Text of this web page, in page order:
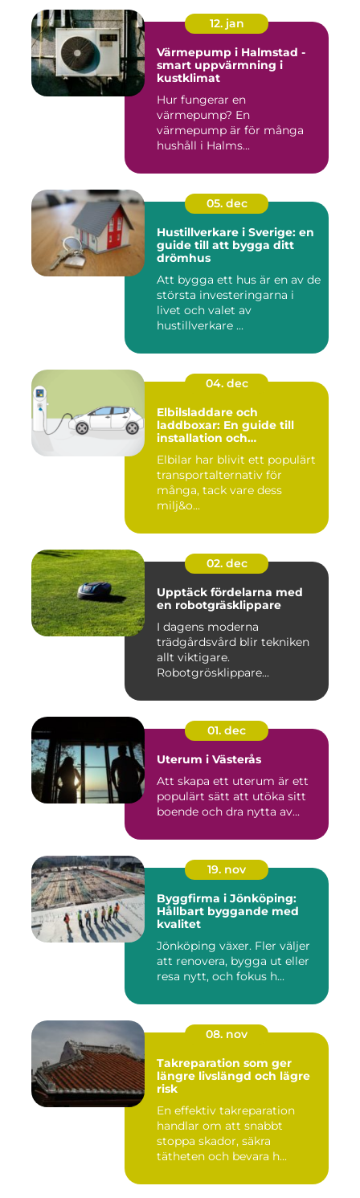
12. jan
Värmepump i Halmstad -
smart uppvärmning i
kustklimat
Hur fungerar en
värmepump? En
värmepump är för många
hushåll i Halms...
05. dec
Hustillverkare i Sverige: en
guide till att bygga ditt
drömhus
Att bygga ett hus är en av de
största investeringarna i
livet och valet av
hustillverkare ...
04. dec
Elbilsladdare och
laddboxar: En guide till
installation och
Elbilar har blivit ett populärt
transportalternativ för
många, tack vare dess
milj&o...
02. dec
Upptäck fördelarna med
en robotgräsklippare
I dagens moderna
trädgårdsvård blir tekniken
allt viktigare.
Robotgrösklippare...
01. dec
Uterum i Västerås
Att skapa ett uterum är ett
populärt sätt att utöka sitt
boende och dra nytta av...
19. nov
Byggfirma i Jönköping:
Hållbart byggande med
kvalitet
Jönköping växer. Fler väljer
att renovera, bygga ut eller
resa nytt, och fokus h...
08. nov
Takreparation som ger
längre livslängd och lägre
risk
En effektiv takreparation
handlar om att snabbt
stoppa skador, säkra
tätheten och bevara h...